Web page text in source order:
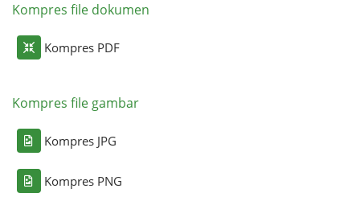
Kompres file dokumen
Kompres PDF
Kompres file gambar
Kompres JPG
Kompres PNG